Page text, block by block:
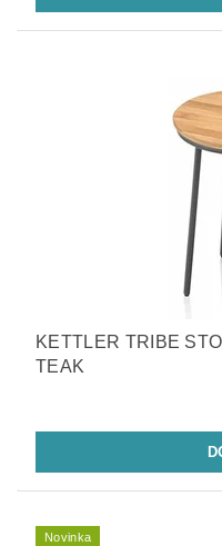
KETTLER TRIBE
TEAK
Novinka